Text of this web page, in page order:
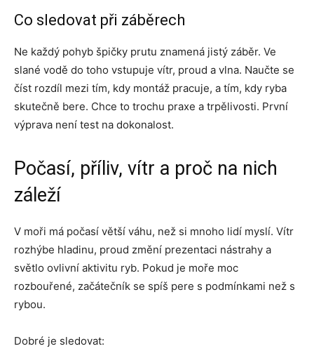
Co sledovat při záběrech
Ne každý pohyb špičky prutu znamená jistý záběr. Ve
slané vodě do toho vstupuje vítr, proud a vlna. Naučte se
číst rozdíl mezi tím, kdy montáž pracuje, a tím, kdy ryba
skutečně bere. Chce to trochu praxe a trpělivosti. První
výprava není test na dokonalost.
Počasí, příliv, vítr a proč na nich
záleží
V moři má počasí větší váhu, než si mnoho lidí myslí. Vítr
rozhýbe hladinu, proud změní prezentaci nástrahy a
světlo ovlivní aktivitu ryb. Pokud je moře moc
rozbouřené, začátečník se spíš pere s podmínkami než s
rybou.
Dobré je sledovat: